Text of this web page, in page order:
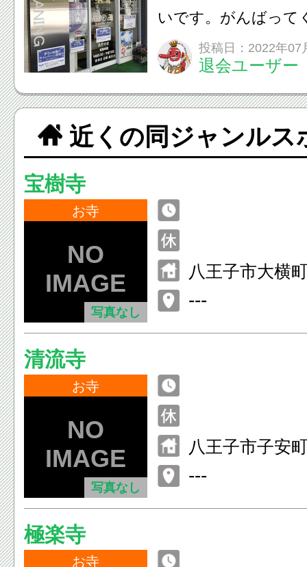
いです。がんばって
投稿日：2022年07
退会ユーザー
近くの同ジャンルス
宝樹寺
お寺
写真なし
八王子市大横
---
清流寺
お寺
写真なし
八王子市子安
---
極楽寺
お寺